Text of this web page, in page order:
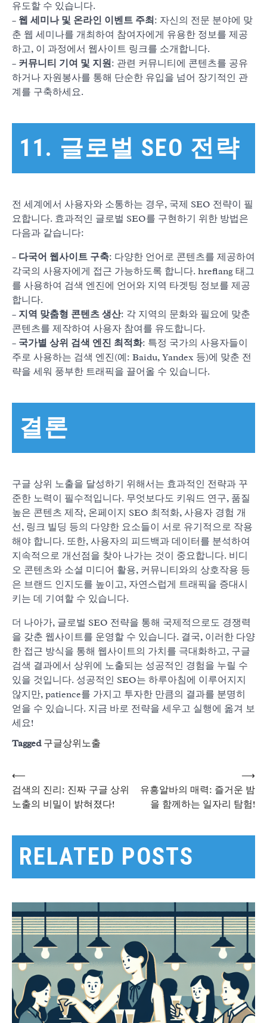
유도할 수 있습니다.
– 웹 세미나 및 온라인 이벤트 주최 : 자신의 전문 분야에 맞
춘 웹 세미나를 개최하여 참여자에게 유용한 정보를 제공
하고, 이 과정에서 웹사이트 링크를 소개합니다.
– 커뮤니티 기여 및 지원: 관련 커뮤니티에 콘텐츠를 공유
하거나 자원봉사를 통해 단순한 유입을 넘어 장기적인 관
계를 구축하세요.
11. 글로벌 SEO 전략
전 세계에서 사용자와 소통하는 경우, 국제 SEO 전략이 필
요합니다. 효과적인 글로벌 SEO를 구현하기 위한 방법은
다음과 같습니다:
– 다국어 웹사이트 구축: 다양한 언어로 콘텐츠를 제공하여
각국의 사용자에게 접근 가능하도록 합니다. hreflang 태그
를 사용하여 검색 엔진에 언어와 지역 타겟팅 정보를 제공
합니다.
– 지역 맞춤형 콘텐츠 생산: 각 지역의 문화와 필요에 맞춘
콘텐츠를 제작하여 사용자 참여를 유도합니다.
– 국가별 상위 검색 엔진 최적화: 특정 국가의 사용자들이
주로 사용하는 검색 엔진(예: Baidu, Yandex 등)에 맞춘 전
략을 세워 풍부한 트래픽을 끌어올 수 있습니다.
결론
구글 상위 노출을 달성하기 위해서는 효과적인 전략과 꾸
준한 노력이 필수적입니다. 무엇보다도 키워드 연구, 품질
높은 콘텐츠 제작, 온페이지 SEO 최적화, 사용자 경험 개
선, 링크 빌딩 등의 다양한 요소들이 서로 유기적으로 작용
해야 합니다. 또한, 사용자의 피드백과 데이터를 분석하여
지속적으로 개선점을 찾아 나가는 것이 중요합니다. 비디
오 콘텐츠와 소셜 미디어 활용, 커뮤니티와의 상호작용 등
은 브랜드 인지도를 높이고, 자연스럽게 트래픽을 증대시
키는 데 기여할 수 있습니다.
더 나아가, 글로벌 SEO 전략을 통해 국제적으로도 경쟁력
을 갖춘 웹사이트를 운영할 수 있습니다. 결국, 이러한 다양
한 접근 방식을 통해 웹사이트의 가치를 극대화하고, 구글
검색 결과에서 상위에 노출되는 성공적인 경험을 누릴 수
있을 것입니다. 성공적인 SEO는 하루아침에 이루어지지
않지만, patience를 가지고 투자한 만큼의 결과를 분명히
얻을 수 있습니다. 지금 바로 전략을 세우고 실행에 옮겨 보
세요!
Tagged 구글상위노출
글
탐
색
⟵
검색의 진리: 진짜 구글 상위
노출의 비밀이 밝혀졌다!
유흥알바의 매력: 즐거운 밤
을 함께하는 일자리 탐험!
⟶
RELATED POSTS